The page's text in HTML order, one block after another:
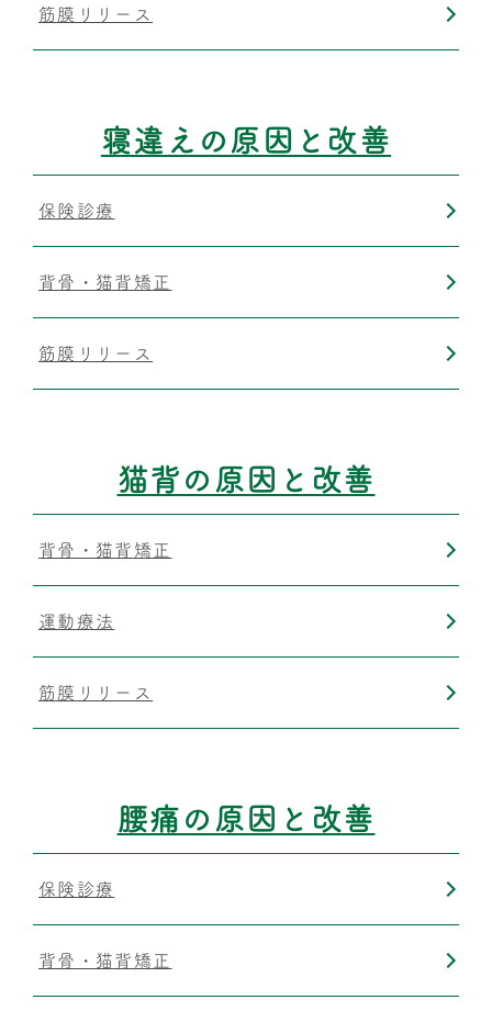
筋膜リリース
寝違えの原因と改善
保険診療
背骨・猫背矯正
筋膜リリース
猫背の原因と改善
背骨・猫背矯正
運動療法
筋膜リリース
腰痛の原因と改善
保険診療
背骨・猫背矯正